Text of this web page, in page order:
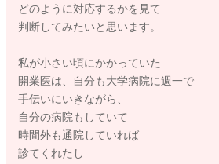
す。
つまりコミュニケーション能力なのだと
持ち合わせている知識や技能だけでなく
み取り、必要な情報を提供する力ですよ
どうか少しでもママさんに、寄り添う医
んのそばにいらっしゃることを祈ります
どのように対応するかを見て
判断してみたいと思います。
私が小さい頃にかかっていた
開業医は、自分も大学病院に週一で
手伝いにいきながら、
自分の病院もしていて
時間外も通院していれば
診てくれたし